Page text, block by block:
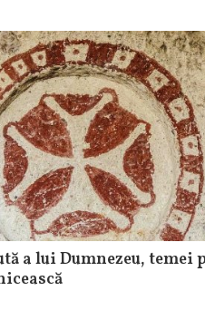
a lui Dumnezeu, temei